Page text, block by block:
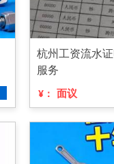
杭州工资流水
服务
¥： 面议